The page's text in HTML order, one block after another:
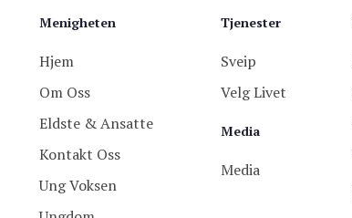
Menigheten
Hjem
Om Oss
Eldste & Ansatte
Kontakt Oss
Ung Voksen
Tjenester
Sveip
Velg Livet
Media
Media